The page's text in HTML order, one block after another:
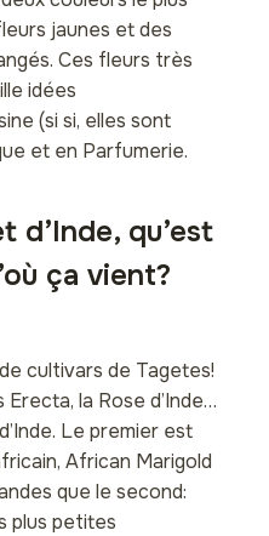
jaunes et des
Ces fleurs très
idées
(si si, elles sont
et en Parfumerie.
d’Inde, qu’est
ça vient?
cultivars de Tagetes!
la Rose d’Inde…
Le premier est
African Marigold
que le second:
plus petites